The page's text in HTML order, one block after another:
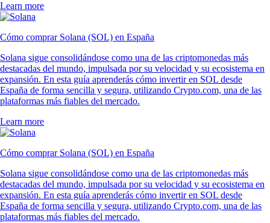
Learn more
Cómo comprar Solana (SOL) en España
Solana sigue consolidándose como una de las criptomonedas más
destacadas del mundo, impulsada por su velocidad y su ecosistema en
expansión. En esta guía aprenderás cómo invertir en SOL desde
España de forma sencilla y segura, utilizando Crypto.com, una de las
plataformas más fiables del mercado.
Learn more
Cómo comprar Solana (SOL) en España
Solana sigue consolidándose como una de las criptomonedas más
destacadas del mundo, impulsada por su velocidad y su ecosistema en
expansión. En esta guía aprenderás cómo invertir en SOL desde
España de forma sencilla y segura, utilizando Crypto.com, una de las
plataformas más fiables del mercado.